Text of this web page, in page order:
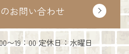
お問い合わせ
〜19：00 定休日：水曜日